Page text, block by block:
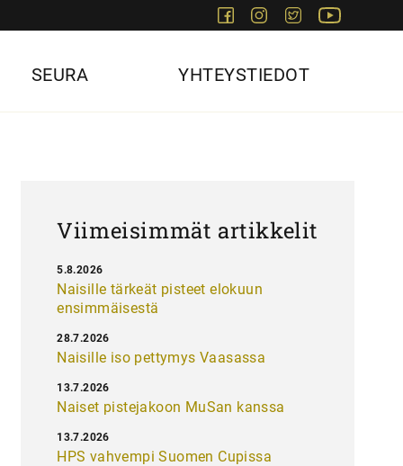
FacebookInstagram
Twitter
SEURA YHTEYSTIEDOT
Viimeisimmät artikkelit
Naisille tärkeät pisteet elokuun
ensimmäisestä
5.8.2026
Naisille iso pettymys Vaasassa
28.7.2026
Naiset pistejakoon MuSan kanssa
13.7.2026
HPS vahvempi Suomen Cupissa
13.7.2026